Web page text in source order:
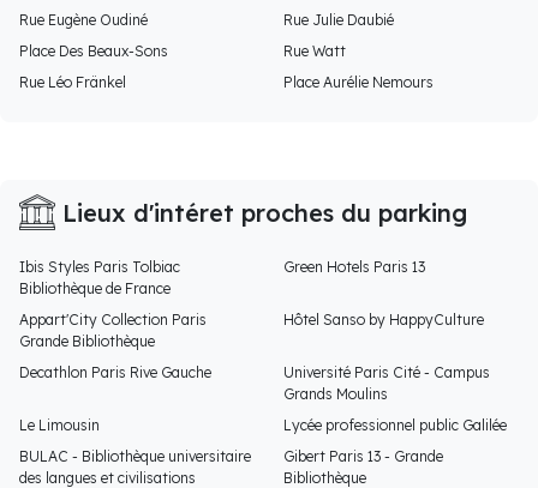
Rue Eugène Oudiné
Rue Julie Daubié
Place Des Beaux-Sons
Rue Watt
Rue Léo Fränkel
Place Aurélie Nemours
Lieux d'intéret proches du parking
Ibis Styles Paris Tolbiac
Bibliothèque de France
Green Hotels Paris 13
Appart'City Collection Paris
Grande Bibliothèque
Hôtel Sanso by HappyCulture
Decathlon Paris Rive Gauche
Université Paris Cité - Campus
Grands Moulins
Le Limousin
Lycée professionnel public Galilée
BULAC - Bibliothèque universitaire
des langues et civilisations
Gibert Paris 13 - Grande
Bibliothèque